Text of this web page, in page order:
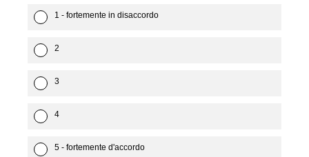
1 - fortemente in disaccordo
2
3
4
5 - fortemente d'accordo